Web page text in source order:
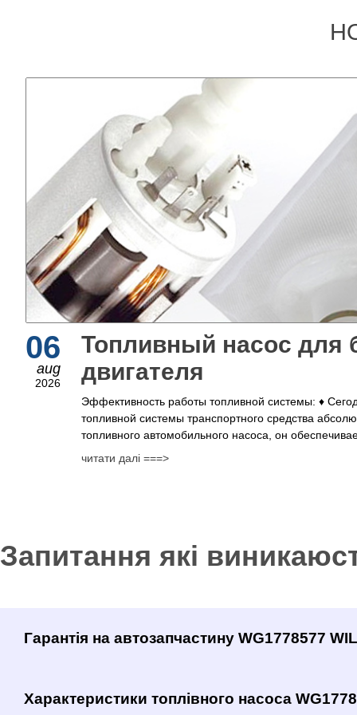
06
aug
2026
Топливный насос для
двигателя
Эффективность работы топливной системы: ♦
топливной системы транспортного средства
топливного автомобильного насоса, он
читати далі ===>
Запитання які
Гарантія на автозапчастину WG1778577
Характеристики топлівного насоса